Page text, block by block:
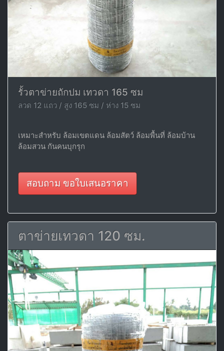
รั้วตาข่ายถักปม เทวดา 165 ซม
ลวด 12 แถว / สูง 165 ซม / ห่าง 15 ซม
เหมาะสำหรับ ล้อมเขตแดน ล้อมสัตว์ ล้อมพื้นที่ ล้อมบ้าน
ล้อมสวน กันคนบุกรุก
สอบถาม ขอใบเสนอราคา
ตาข่ายเทวดา 120 ซม.